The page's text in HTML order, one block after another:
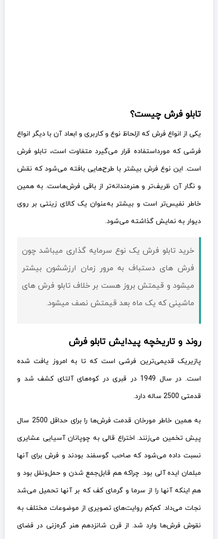
تابلو فرش چیست؟
یکی از انواع فرش که ازلحاظ نوع و کاربری و ابعاد آن با دیگر انواع
فرشی که مورداستفاده قرار می‌گیرد متفاوت است، تابلو فرش
است. این نوع فرش بیشتر با طرح‌هایی بافته می‌شود که نقش
و نگار آن ظریف‌تر و هنرمندانه‌تر از باقی فرش‌هاست. به همین
خاطر نفیس‌تر است و بیشتر به‌عنوان یک کالای زینتی بر روی
دیوار به نمایش گذاشته می‌شود.
خرید تابلو فرش یک نوع سرمایه گذاری میباشد چون
فرش های دستباف به مرور زمان ارزششون بیشتر
میشود و قيمتش بروز هست بر خلاف تابلو فرش های
ماشینی که یک ماه بعد قيمتش نصف میشود.
روند و تاریخچه پیدایش تابلو فرش
پازیریک قدیمی‌ترین فرشی است که تا به امروز یافت شده
است. در سال 1949 در قبری در کوه‌های آلتای کشف شد و
قدمتی 2500 ساله دارد.
به همین خاطر مورخان قدمت فرش‌ها را برای حداقل 2500 سال
پیش تخمین می‌زنند. اختراع قالی به چوپانان آسیایی عشایری
نسبت داده می‌شود که صاحب گوسفند بودند و فرش برای آنها
مبلمان ایده آلی بود. چراکه هم قابل‌جمع شدن و حمل‌ونقل بود و
هم اینکه آنها را از سرما و گرمای کف که بر آنها تحمیل می‌شد
نجات می‌داد. کم‌کم روایت‌های تصویری از موضوعات مختلف به
نقوش فرش‌ها وارد شد. از قرن شانزدهم هنر گره‌زنی در فضای